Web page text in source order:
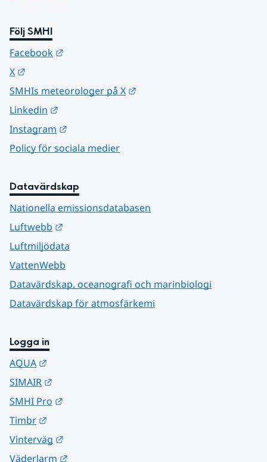
Följ SMHI
Facebook
X
SMHIs meteorologer på X
Linkedin
Instagram
Policy för sociala medier
Datavärdskap
Nationella emissionsdatabasen
Luftwebb
Luftmiljödata
VattenWebb
Datavärdskap, oceanografi och marinbiologi
Datavärdskap för atmosfärkemi
Logga in
AQUA
SIMAIR
SMHI Pro
Timbr
Vinterväg
Väderlarm